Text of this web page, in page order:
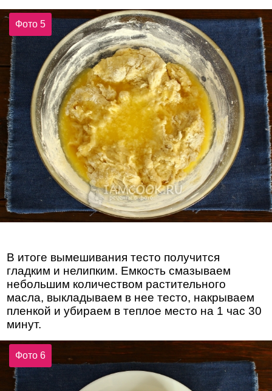
Фото 5
В итоге вымешивания тесто получится
гладким и нелипким. Емкость смазываем
небольшим количеством растительного
масла, выкладываем в нее тесто, накрываем
пленкой и убираем в теплое место на 1 час 30
минут.
Фото 6